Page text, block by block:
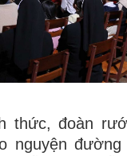
thức, đoàn
nguyện đường